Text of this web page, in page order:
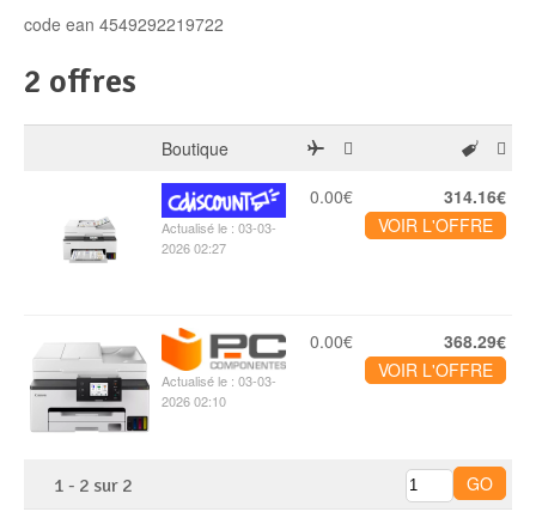
code ean 4549292219722
2 offres
Boutique
Actualisé le : 03-03-
2026 02:27
0.00€
314.16€
VOIR L'OFFRE
Actualisé le : 03-03-
2026 02:10
0.00€
368.29€
VOIR L'OFFRE
1 - 2 sur 2